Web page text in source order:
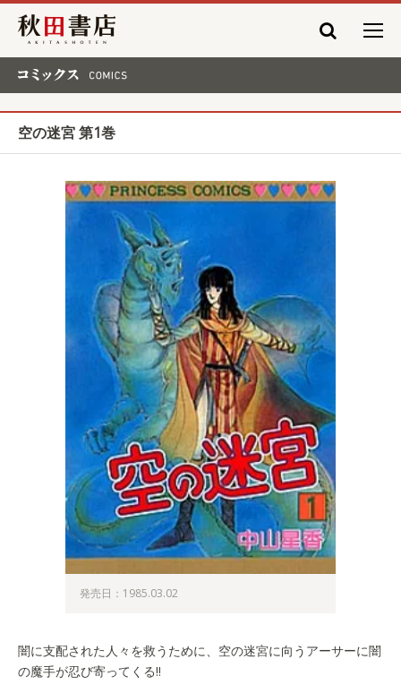
秋田書店
空の迷宮 第1巻
発売日：1985.03.02
闇に支配された人々を救うために、空の迷宮に向うアーサーに闇
の魔手が忍び寄ってくる!!